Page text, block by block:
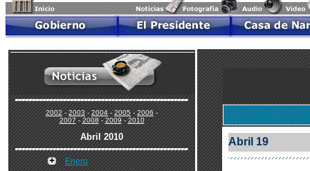
2002-2003-2004-2005-2006-
2007-2008-2009-2010
Abril 2010
Enero
Abril 19